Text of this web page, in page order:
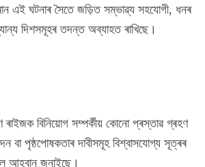
এই ঘটনাৰ সৈতে জড়িত সম্ভাৱ্য সহযোগী, ধনৰ
দিশসমূহৰ তদন্ত অব্যাহত ৰাখিছে।
ৰাইজক বিনিয়োগ সম্পৰ্কীয় কোনো প্ৰস্তাৱ গ্ৰহণ
বা পৃষ্ঠপোষকতাৰ দাবীসমূহ বিশ্বাসযোগ্য সূত্ৰৰ
আহ্বান জনাইছে।